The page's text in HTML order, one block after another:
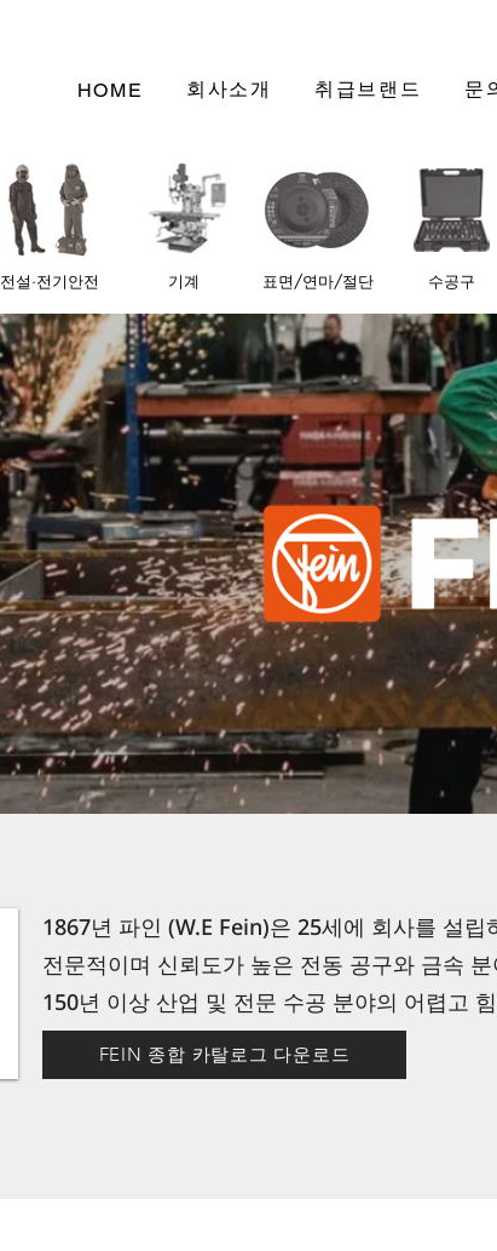
HOME 회사소개 취급브랜드 문
전설·전기안전 기계 표면/연마/절단 수공구
1867년 파인 (W.E Fein)은 25세에 회사를 설립
전문적이며 신뢰도가 높은 전동 공구와 금속
150년 이상 산업 및 전문 수공 분야의 어렵고
FEIN 종합 카탈로그 다운로드